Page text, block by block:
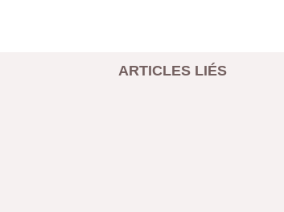
ARTICLES LIÉS